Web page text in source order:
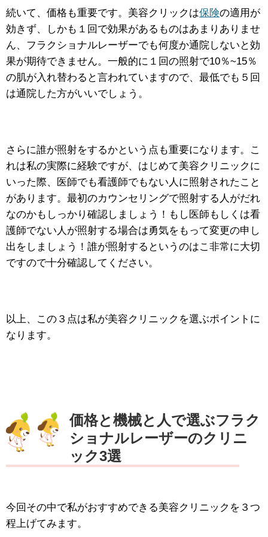
続いて、価格も重要です。美容クリックは保険の適用が
効きず、しかも１回で効果があるものはあまりありませ
ん、フラクショナルレーザーでも何度か通院しないと効
果が期待できません。一般的に１回の照射で10％~15％
の肌が入れ替わると言われていますので、最低でも５回
は通院した方がいいでしょう。
さらに誰が照射をするかという点も重要になります。こ
れは私の実際に経験ですが、はじめて美容クリニックに
いった際、医師でも看護師でもない人に照射されたこと
があります。最初のカウンセリングで照射する人がだれ
なのかもしっかり確認しましょう！もし医師もしくは看
護師でない人が照射する場合は勇気をもって変更の申し
出をしましょう！誰が照射するというのはこ非常に大切
ですので十分確認してください。
以上、この３点は私が美容クリニックを選ぶポイントに
なります。
価格と機械と人で選ぶフラク
ショナルレーザーのクリニ
ック3選
今回その中で私がおすすめできる美容クリニックを３つ
程上げてみます。